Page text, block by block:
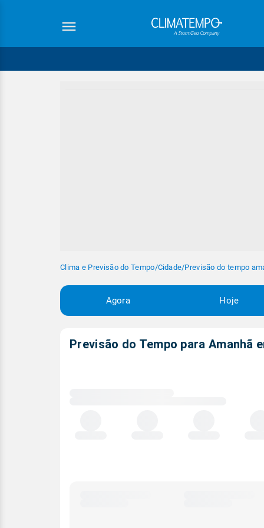
Clima e Previsão do Tempo/Cidade/Previsão do tempo
Agora Hoje
Previsão do Tempo para Amanhã